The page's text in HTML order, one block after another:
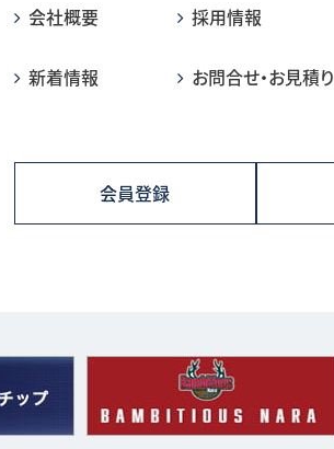
会社概要 採用情報
新着情報 お問合せ・お見積り
会員登録